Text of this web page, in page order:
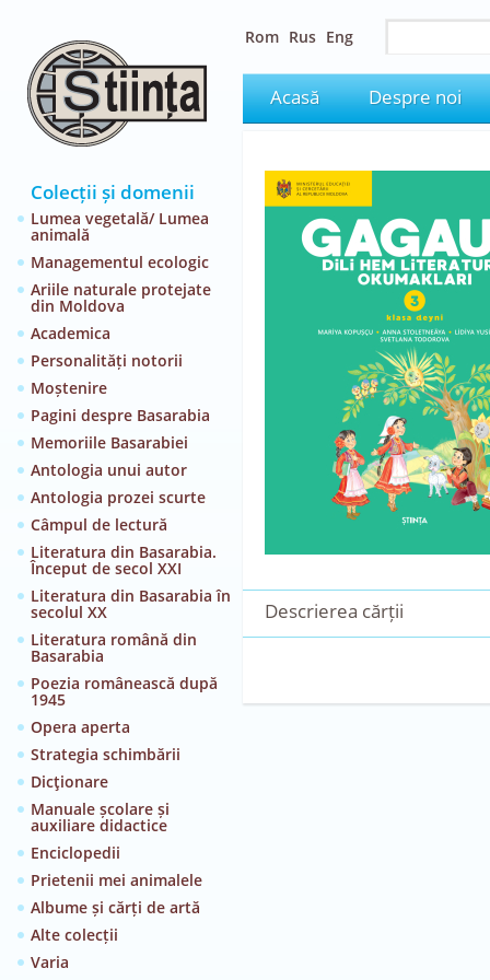
Colecții și domenii
Lumea vegetală/ Lumea
animală
Managementul ecologic
Ariile naturale protejate
din Moldova
Academica
Personalități notorii
Moștenire
Pagini despre Basarabia
Memoriile Basarabiei
Antologia unui autor
Antologia prozei scurte
Câmpul de lectură
Literatura din Basarabia.
Început de secol XXI
Literatura din Basarabia în
secolul XX
Literatura română din
Basarabia
Poezia românească după
1945
Opera aperta
Strategia schimbării
Dicţionare
Manuale școlare și
auxiliare didactice
Enciclopedii
Prietenii mei animalele
Albume și cărți de artă
Alte colecții
Varia
Rom Rus Eng
Acasă Despre noi
Descrierea cărții